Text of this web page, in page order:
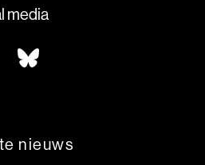
media
nieuws